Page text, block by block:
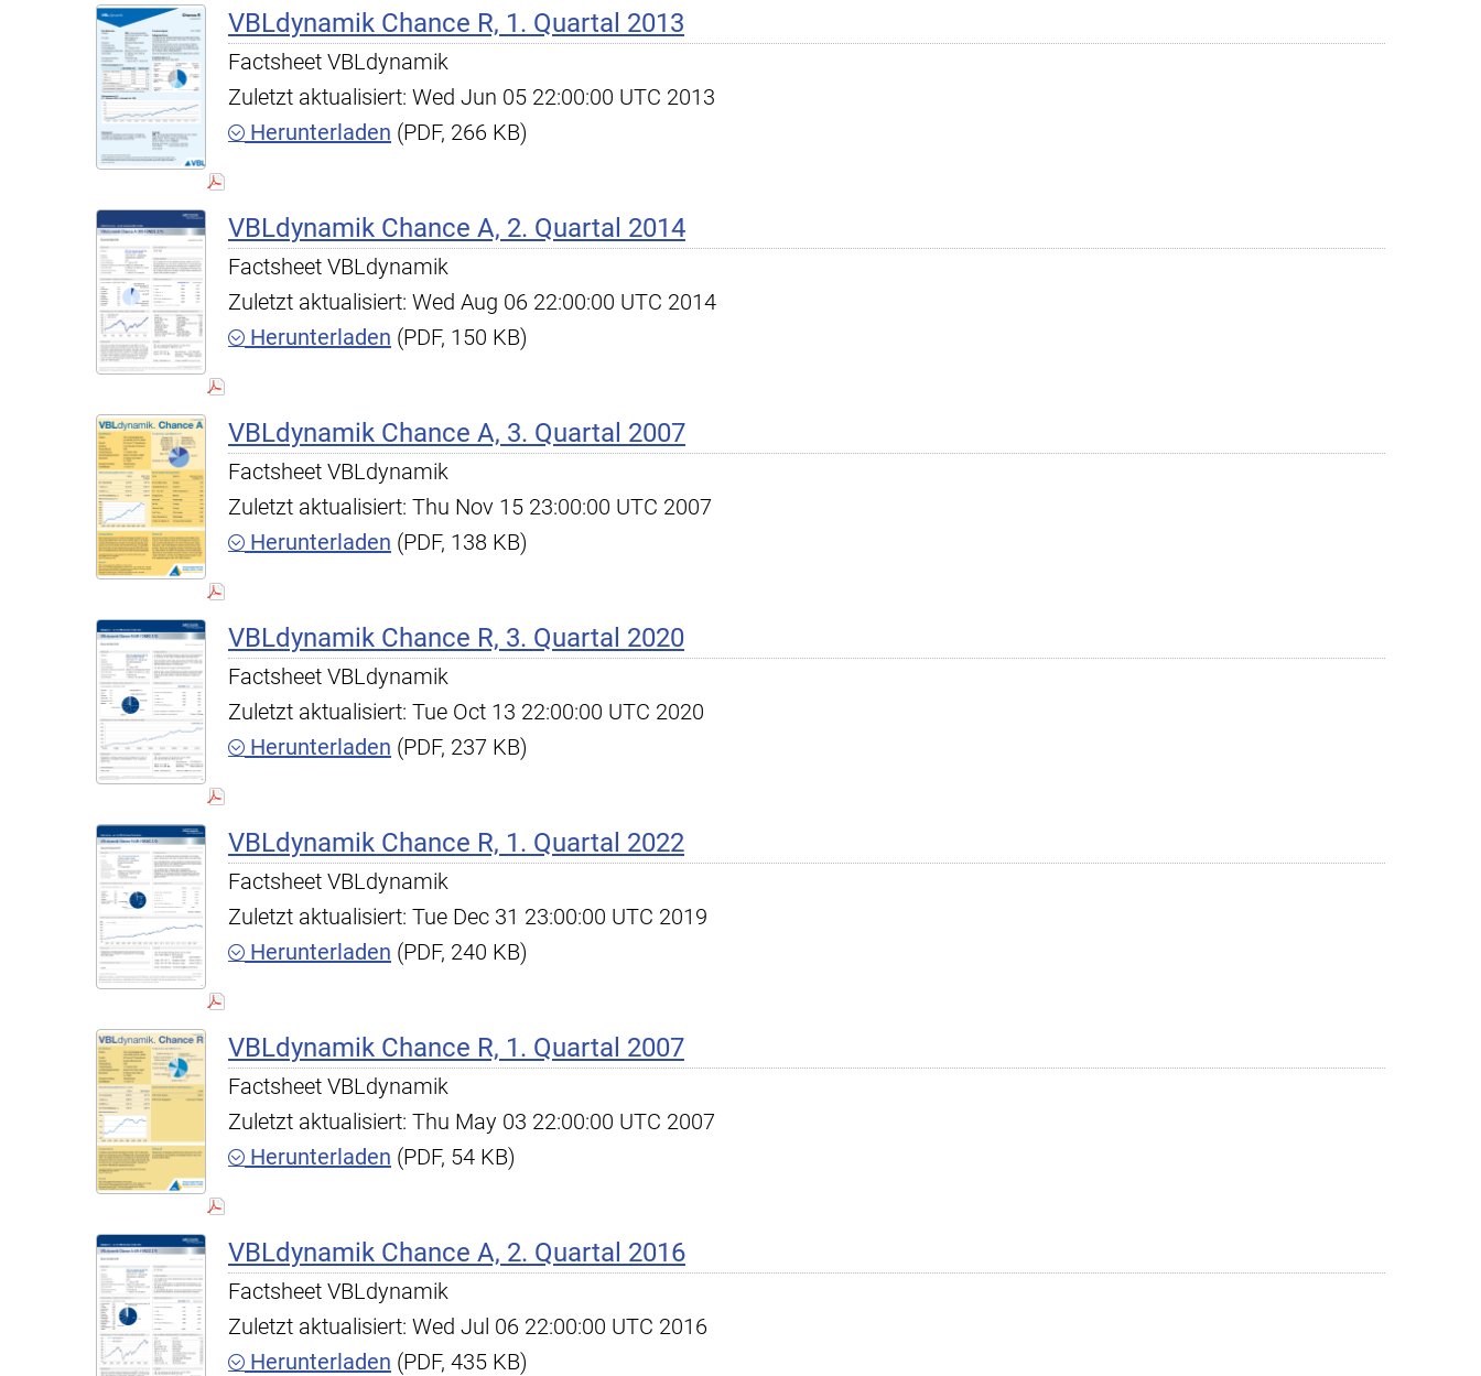
VBLdynamik Chance R, 1. Quartal 2013
Factsheet VBLdynamik
Zuletzt aktualisiert: Wed Jun 05 22:00:00 UTC 2013
Herunterladen (PDF, 266 KB)
VBLdynamik Chance A, 2. Quartal 2014
Factsheet VBLdynamik
Zuletzt aktualisiert: Wed Aug 06 22:00:00 UTC 2014
Herunterladen (PDF, 150 KB)
VBLdynamik Chance A, 3. Quartal 2007
Factsheet VBLdynamik
Zuletzt aktualisiert: Thu Nov 15 23:00:00 UTC 2007
Herunterladen (PDF, 138 KB)
VBLdynamik Chance R, 3. Quartal 2020
Factsheet VBLdynamik
Zuletzt aktualisiert: Tue Oct 13 22:00:00 UTC 2020
Herunterladen (PDF, 237 KB)
VBLdynamik Chance R, 1. Quartal 2022
Factsheet VBLdynamik
Zuletzt aktualisiert: Tue Dec 31 23:00:00 UTC 2019
Herunterladen (PDF, 240 KB)
VBLdynamik Chance R, 1. Quartal 2007
Factsheet VBLdynamik
Zuletzt aktualisiert: Thu May 03 22:00:00 UTC 2007
Herunterladen (PDF, 54 KB)
VBLdynamik Chance A, 2. Quartal 2016
Factsheet VBLdynamik
Zuletzt aktualisiert: Wed Jul 06 22:00:00 UTC 2016
Herunterladen (PDF, 435 KB)